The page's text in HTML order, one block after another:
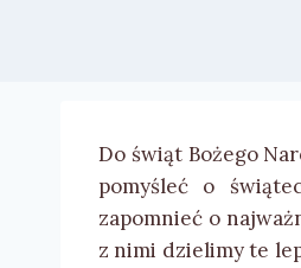
Do świąt Bożego
pomyśleć o
zapomnieć o
z nimi dzielimy te